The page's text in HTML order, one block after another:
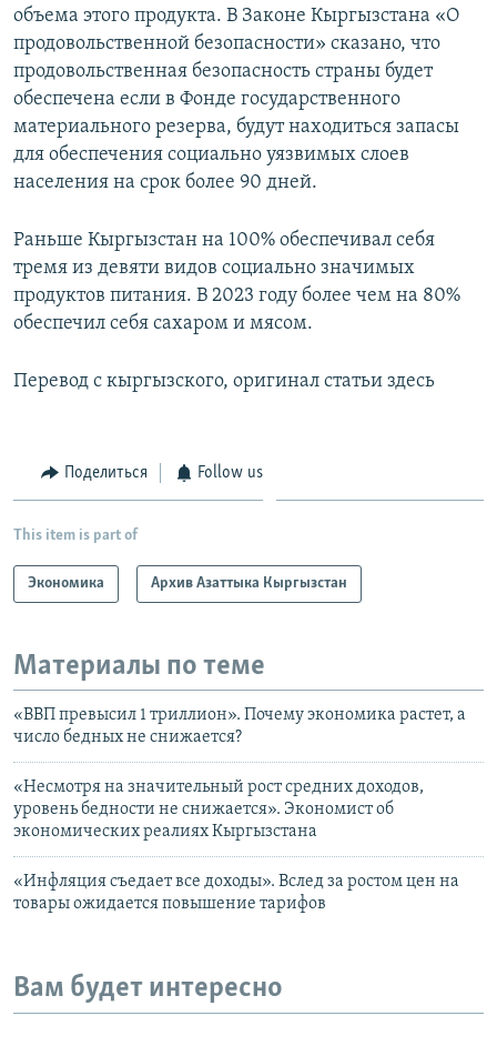
объема этого продукта. В Законе Кыргызстана «О
продовольственной безопасности» сказано, что
продовольственная безопасность страны будет
обеспечена если в Фонде государственного
материального резерва, будут находиться запасы
для обеспечения социально уязвимых слоев
населения на срок более 90 дней.
Раньше Кыргызстан на 100% обеспечивал себя
тремя из девяти видов социально значимых
продуктов питания. В 2023 году более чем на 80%
обеспечил себя сахаром и мясом.
Перевод с кыргызского, оригинал статьи здесь
Поделиться Follow us
This item is part of
Экономика Архив Азаттыка Кыргызстан
Материалы по теме
«ВВП превысил 1 триллион». Почему экономика растет, а
число бедных не снижается?
«Несмотря на значительный рост средних доходов,
уровень бедности не снижается». Экономист об
экономических реалиях Кыргызстана
«Инфляция съедает все доходы». Вслед за ростом цен на
товары ожидается повышение тарифов
Вам будет интересно